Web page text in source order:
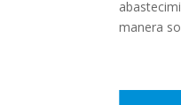
manera